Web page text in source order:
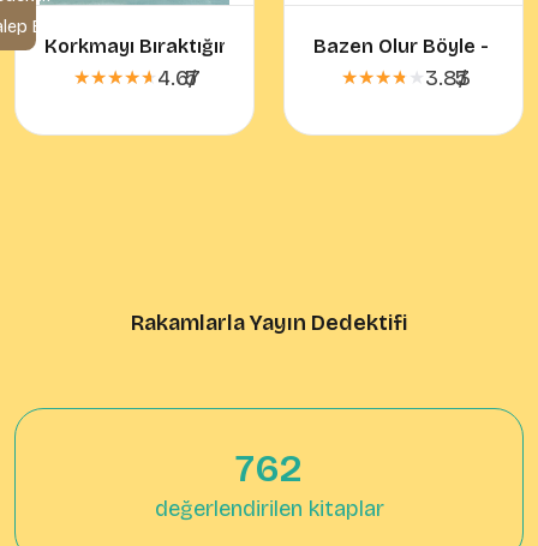
Korkmayı Bıraktığım Gün
★★★★★
★★★★★4.67
/
5
Bazen Olur Böyle -
★★★★★
★★★★★3.83
/
5
Rakamlarla Yayın Dedektifi
971
değerlendirilen kitaplar
Et